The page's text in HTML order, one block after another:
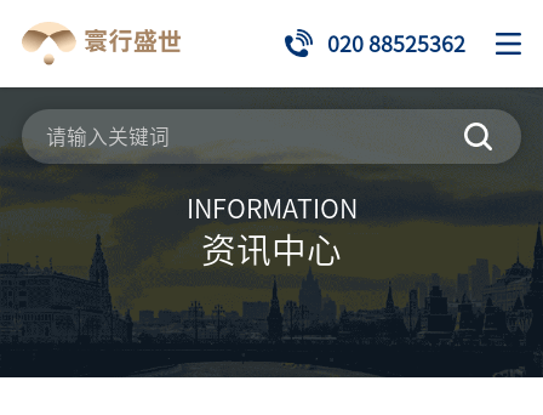
020 88525362
INFORMATION
资讯中心